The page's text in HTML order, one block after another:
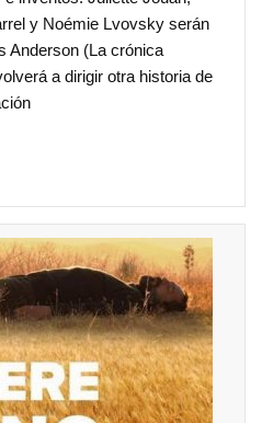
y Noémie Lvovsky serán
(La crónica
a dirigir otra historia de